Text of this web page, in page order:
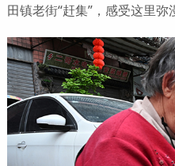
田镇老街“赶集”，感受这里弥